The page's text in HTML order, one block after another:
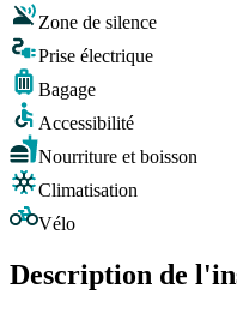
Zone de silence
Prise électrique
Bagage
Accessibilité
Nourriture et boisson
Climatisation
Vélo
Description de